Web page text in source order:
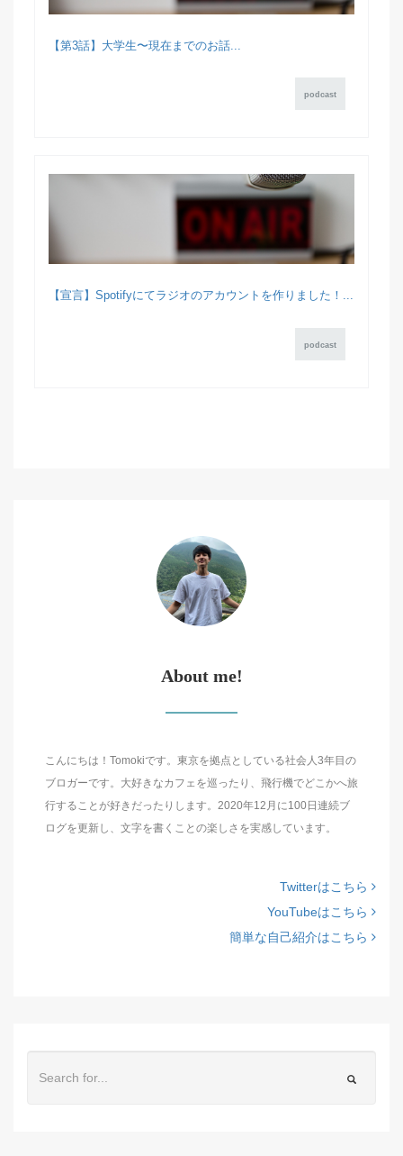
【第3話】大学生〜現在までのお話...
podcast
【宣言】Spotifyにてラジオのアカウントを作りました！...
podcast
About me!
こんにちは！Tomokiです。東京を拠点としている社会人3年目の
ブロガーです。大好きなカフェを巡ったり、飛行機でどこかへ旅
行することが好きだったりします。2020年12月に100日連続ブ
ログを更新し、文字を書くことの楽しさを実感しています。
Twitterはこちら
YouTubeはこちら
簡単な自己紹介はこちら